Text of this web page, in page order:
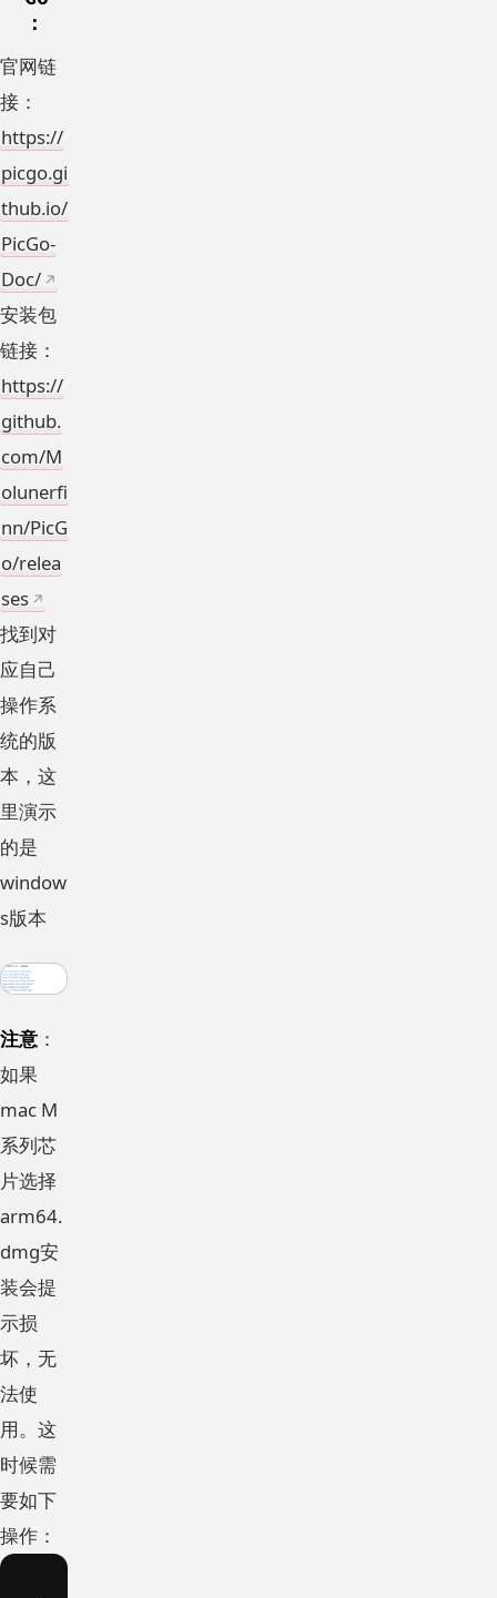
：
官网链
接：
https://
picgo.gi
thub.io/
PicGo-
Doc/
安装包
链接：
https://
github.
com/M
olunerfi
nn/PicG
o/relea
ses
找到对
应自己
操作系
统的版
本，这
里演示
的是
window
s版本
注意 ：
如果
mac M
系列芯
片选择
arm64.
dmg安
装会提
示损
坏，无
法使
用。这
时候需
要如下
操作：